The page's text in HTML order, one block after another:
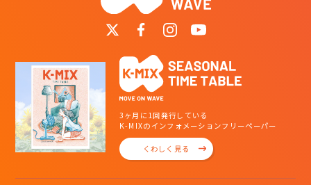
3ヶ月に1回発行している
K-MIXのインフォメーションフリーペーパー
くわしく見る